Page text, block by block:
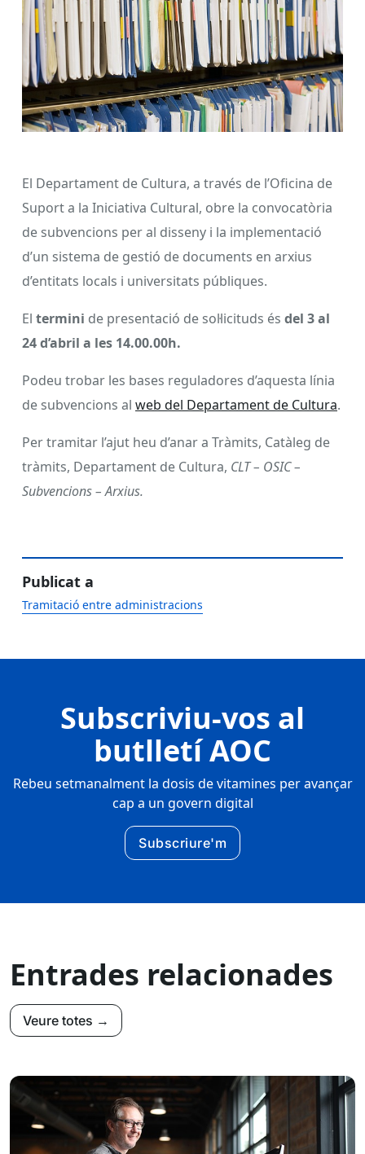
El Departament de Cultura, a través de l’Oficina de
Suport a la Iniciativa Cultural, obre la convocatòria
de subvencions per al disseny i la implementació
d’un sistema de gestió de documents en arxius
d’entitats locals i universitats públiques.
El termini de presentació de sol·licituds és del 3 al
24 d’abril a les 14.00.00h.
Podeu trobar les bases reguladores d’aquesta línia
de subvencions al web del Departament de Cultura.
Per tramitar l’ajut heu d’anar a Tràmits, Catàleg de
tràmits, Departament de Cultura, CLT – OSIC –
Subvencions – Arxius.
Publicat a
Tramitació entre administracions
Subscriviu-vos al
butlletí AOC
Rebeu setmanalment la dosis de vitamines per avançar
cap a un govern digital
Subscriure'm
Entrades relacionades
Veure totes →